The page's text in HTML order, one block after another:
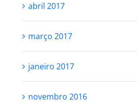
abril 2017
março 2017
janeiro 2017
novembro 2016